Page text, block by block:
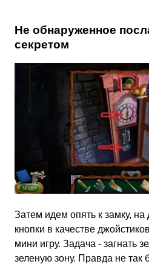
Не обнаруженное
секретом
Затем идем опять к замку,
кнопки в качестве
мини игру. Задача - загнать
зеленую зону. Правда не так